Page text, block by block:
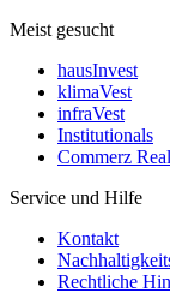
Meist gesucht
hausInvest
klimaVest
infraVest
Institutionals
Commerz
Service und Hilfe
Kontakt
Rechtliche